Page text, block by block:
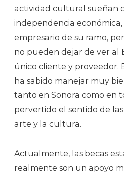
actividad cultural sueñan
independencia
empresario de su ramo,
no pueden dejar de ver al
único cliente y proveedor.
ha sabido manejar muy
tanto en Sonora como en
pervertido el sentido de las
arte y la cultura.
Actualmente, las becas
realmente son un apoyo